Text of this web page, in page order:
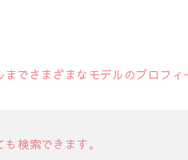
でさまざまなモデルのプロフィ
検索できます。